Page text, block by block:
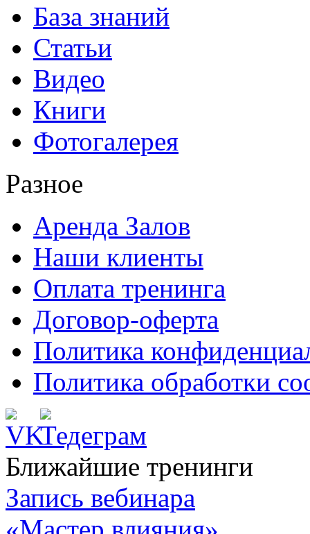
База знаний
Статьи
Видео
Книги
Фотогалерея
Разное
Аренда Залов
Наши клиенты
Оплата тренинга
Договор-оферта
Политика
Политика обработки
Ближайшие тренинги
Запись вебинара